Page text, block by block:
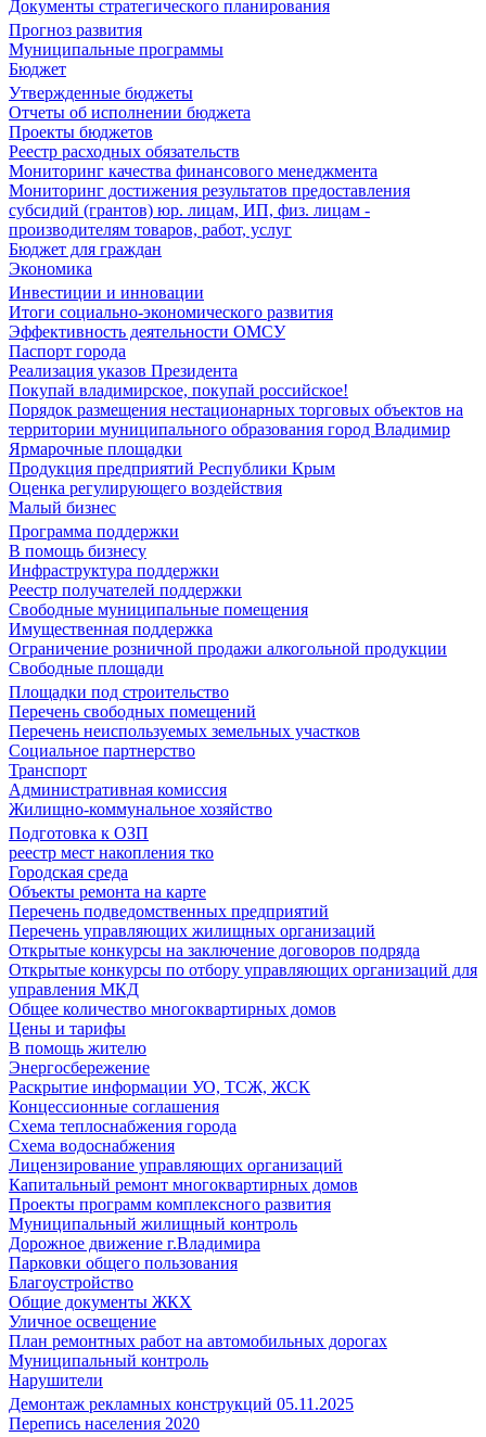
Документы стратегического планирования
Прогноз развития
Муниципальные программы
Бюджет
Утвержденные бюджеты
Отчеты об исполнении бюджета
Проекты бюджетов
Реестр расходных обязательств
Мониторинг качества финансового менеджмента
Мониторинг достижения результатов предоставления
субсидий (грантов) юр. лицам, ИП, физ. лицам -
производителям товаров, работ, услуг
Бюджет для граждан
Экономика
Инвестиции и инновации
Итоги социально-экономического развития
Эффективность деятельности ОМСУ
Паспорт города
Реализация указов Президента
Покупай владимирское, покупай российское!
Порядок размещения нестационарных торговых объектов на
территории муниципального образования город Владимир
Ярмарочные площадки
Продукция предприятий Республики Крым
Оценка регулирующего воздействия
Малый бизнес
Программа поддержки
В помощь бизнесу
Инфраструктура поддержки
Реестр получателей поддержки
Свободные муниципальные помещения
Имущественная поддержка
Ограничение розничной продажи алкогольной продукции
Свободные площади
Площадки под строительство
Перечень свободных помещений
Перечень неиспользуемых земельных участков
Социальное партнерство
Транспорт
Административная комиссия
Жилищно-коммунальное хозяйство
Подготовка к ОЗП
реестр мест накопления тко
Городская среда
Объекты ремонта на карте
Перечень подведомственных предприятий
Перечень управляющих жилищных организаций
Открытые конкурсы на заключение договоров подряда
Открытые конкурсы по отбору управляющих организаций для
управления МКД
Общее количество многоквартирных домов
Цены и тарифы
В помощь жителю
Энергосбережение
Раскрытие информации УО, ТСЖ, ЖСК
Концессионные соглашения
Схема теплоснабжения города
Схема водоснабжения
Лицензирование управляющих организаций
Капитальный ремонт многоквартирных домов
Проекты программ комплексного развития
Муниципальный жилищный контроль
Дорожное движение г.Владимира
Парковки общего пользования
Благоустройство
Общие документы ЖКХ
Уличное освещение
План ремонтных работ на автомобильных дорогах
Муниципальный контроль
Нарушители
Демонтаж рекламных конструкций 05.11.2025
Перепись населения 2020